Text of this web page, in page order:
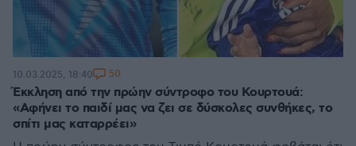
Έκκληση από την πρώην σύντροφο του Κουρτουά:
«Αφήνει το παιδί μας να ζει σε δύσκολες συνθήκες, το
σπίτι μας καταρρέει»
10.03.2025, 18:40 50